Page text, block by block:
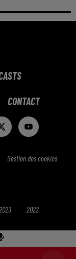
CONTACT
Gestion des cookies
2022